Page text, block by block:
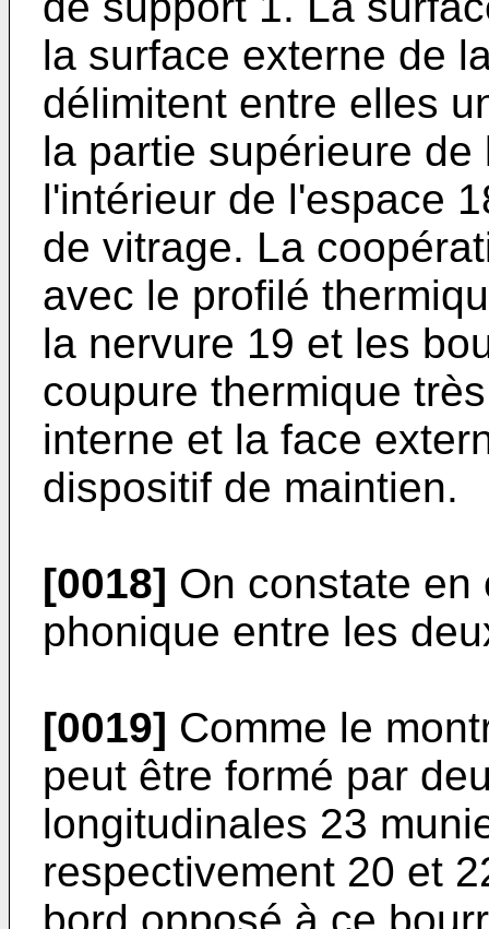
la surface externe de
délimitent entre elles
la partie supérieure
l'intérieur de l'espace
de vitrage. La
avec le profilé
la nervure 19 et les
coupure thermique
interne et la face
dispositif de maintien.
[0018] On constate en
phonique entre les
[0019] Comme le
peut être formé par
longitudinales 23
respectivement 20 et